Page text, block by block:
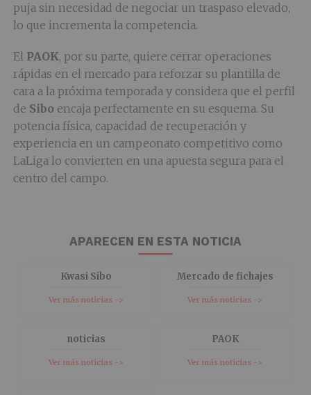
puja sin necesidad de negociar un traspaso elevado,
lo que incrementa la competencia.
ElPAOK, por su parte, quiere cerrar operaciones
rápidas en el mercado para reforzar su plantilla de
cara a la próxima temporada y considera que el perfil
de Siboencaja perfectamente en su esquema. Su
potencia física, capacidad de recuperación y
experiencia en un campeonato competitivo como
LaLiga lo convierten en una apuesta segura para el
centro del campo.
APARECEN EN ESTA NOTICIA
Kwasi Sibo
Ver más noticias ->
Mercado de fichajes
Ver más noticias ->
noticias
Ver más noticias ->
PAOK
Ver más noticias ->